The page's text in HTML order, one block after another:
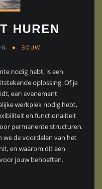
HUREN
BOUW
nodig hebt, is een
oplossing. Of je
een evenement
werkplek nodig hebt,
en functionaliteit
permanente structuren.
we de voordelen van het
en waarom dit een
jouw behoeften.